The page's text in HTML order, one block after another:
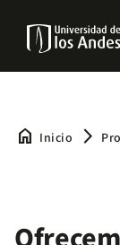
contenido
principal
home Inicio arrow_forward_ios